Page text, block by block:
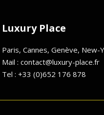
Luxury Place
Paris, Cannes, Genève, New-
Mail : contact@luxury-place.fr
Tel : +33 (0)652 176 878